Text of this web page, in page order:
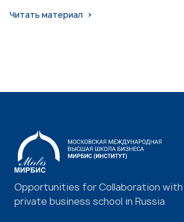
Читать материал
Opportunities for Collaboration
private business school in Russia